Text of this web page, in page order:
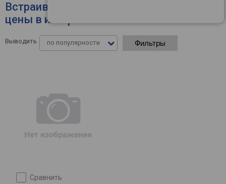
Встраиваемые микроволновые печи -
цены в интернет-магазинах
Выводить по популярности Фильтры
сравнить